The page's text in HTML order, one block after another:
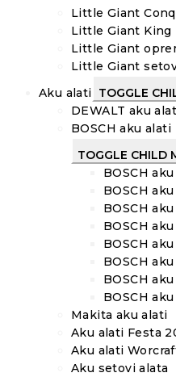
Little Giant
Little Giant King
Little Giant
Little Giant
Aku alati TOGGLE
DEWALT aku
BOSCH aku alati
TOGGLE CHILD
BOSCH
BOSCH
BOSCH
BOSCH
BOSCH
BOSCH
BOSCH
BOSCH
Makita aku alati
Aku alati Festa
Aku alati
Aku setovi alata